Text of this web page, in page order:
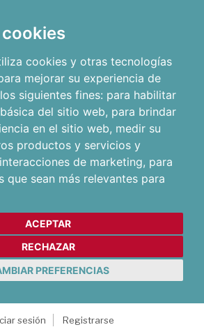
cookies y otras tecnologías
mejorar su experiencia de
siguientes fines: para habilitar
del sitio web, para brindar
en el sitio web, medir su
productos y servicios y
de marketing, para
que sean más relevantes para
ACEPTAR
RECHAZAR
PREFERENCIAS
sesión
Registrarse